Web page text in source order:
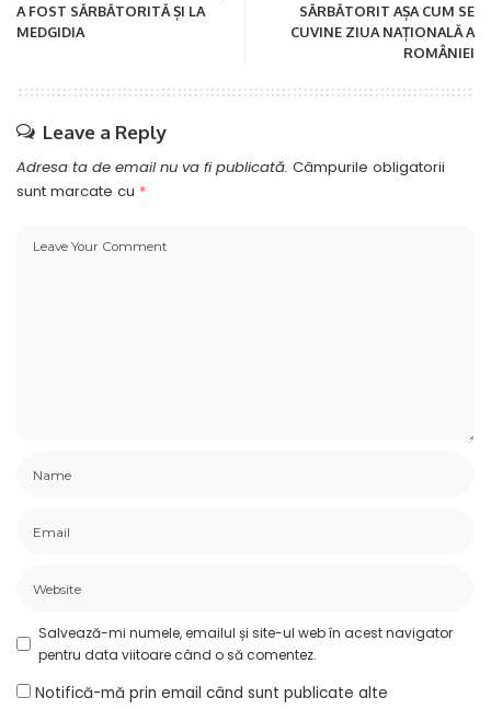
A FOST SĂRBĂTORITĂ ȘI LA
MEDGIDIA
SĂRBĂTORIT AȘA CUM SE
CUVINE ZIUA NAȚIONALĂ A
ROMÂNIEI
Leave a Reply
Adresa ta de email nu va fi publicată. Câmpurile obligatorii
sunt marcate cu *
Salvează-mi numele, emailul și site-ul web în acest navigator
pentru data viitoare când o să comentez.
Notifică-mă prin email când sunt publicate alte